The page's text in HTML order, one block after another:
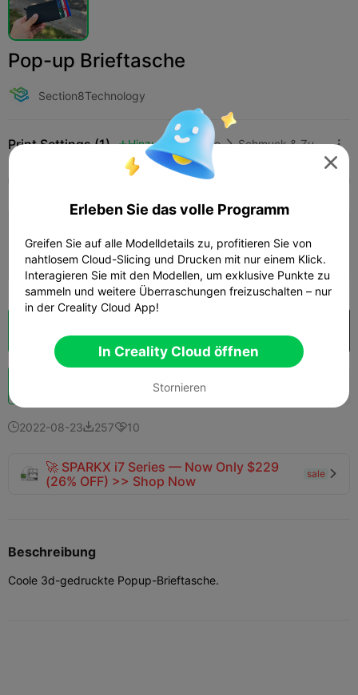
Pop-up Brieftasche
Section8Technology
Print Settings (1) Hinzufügen Mode  Schmuck & Zubehör 
 01h 19m  1 plates  26.34g
131 144
2022-08-2325710
🚀 SPARKX i7 Series — Now Only $229
(26% OFF) >> Shop Now
sale 
Beschreibung
Coole 3d-gedruckte Popup-Brieftasche.

Erleben Sie das volle Programm
Greifen Sie auf alle Modelldetails zu, profitieren Sie von
nahtlosem Cloud-Slicing und Drucken mit nur einem Klick.
Interagieren Sie mit den Modellen, um exklusive Punkte zu
sammeln und weitere Überraschungen freizuschalten – nur
in der Creality Cloud App!
In Creality Cloud öffnen
Stornieren